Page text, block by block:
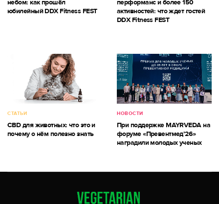
небом: как прошёл
юбилейный DDX Fitness FEST
перформанс и более 150
активностей: что ждет гостей
DDX Fitness FEST
СТАТЬИ
CBD для животных: что это и
почему о нём полезно знать
НОВОСТИ
При поддержке MAYRVEDA на
форуме «Превентмед’26»
наградили молодых ученых